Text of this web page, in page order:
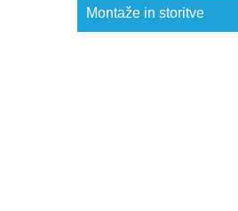
Montaže in storitve